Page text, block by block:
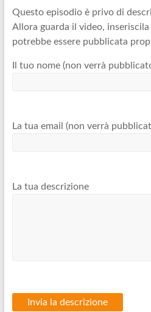
Questo episodio è privo di
Allora guarda il video,
potrebbe essere pubblicata
Il tuo nome (non verrà
La tua email (non verrà
La tua descrizione